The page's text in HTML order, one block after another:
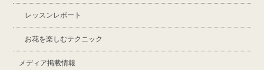
レッスンレポート
お花を楽しむテクニック
メディア掲載情報